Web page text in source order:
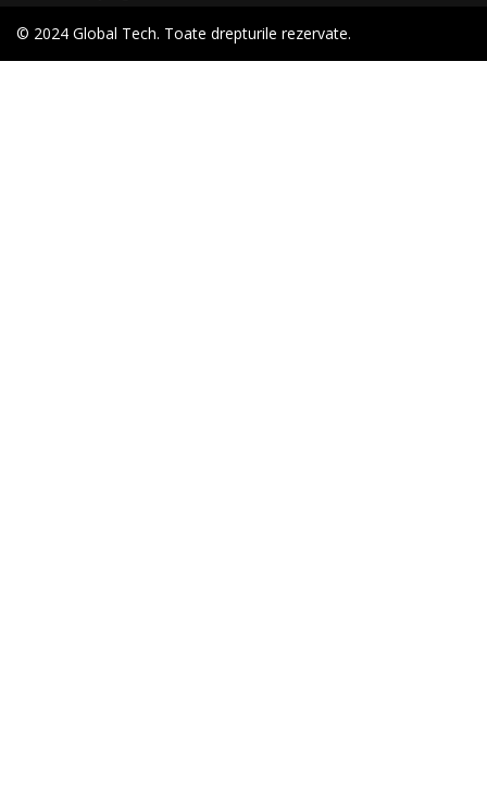
© 2024 Global Tech. Toate drepturile rezervate.